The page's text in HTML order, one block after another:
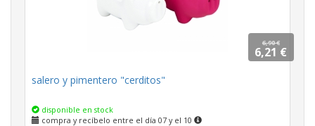
6,90 €
6,21 €
salero y pimentero "cerditos"
disponible en stock
compra y recíbelo entre el día 07 y el 10